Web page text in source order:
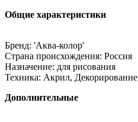
Общие характеристики
Бренд: 'Аква-колор'
Страна происхождения: Россия
Назначение: для рисования
Техника: Акрил, Декорирование
Дополнительные